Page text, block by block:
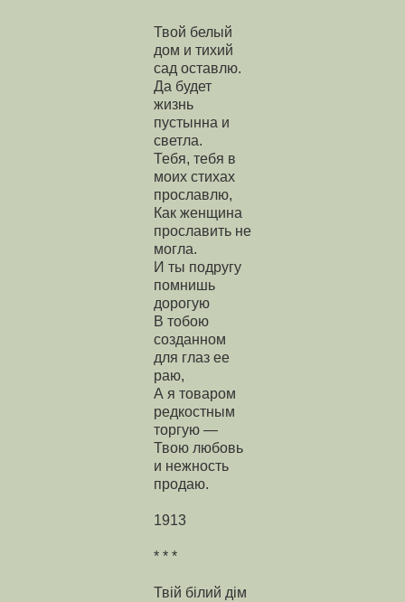
Твой белый
дом и тихий
сад оставлю.
Да будет
жизнь
пустынна и
светла.
Тебя, тебя в
моих стихах
прославлю,
Как женщина
прославить не
могла.
И ты подругу
помнишь
дорогую
В тобою
созданном
для глаз ее
раю,
А я товаром
редкостным
торгую —
Твою любовь
и нежность
продаю.
1913
* * *
Твій білий дім